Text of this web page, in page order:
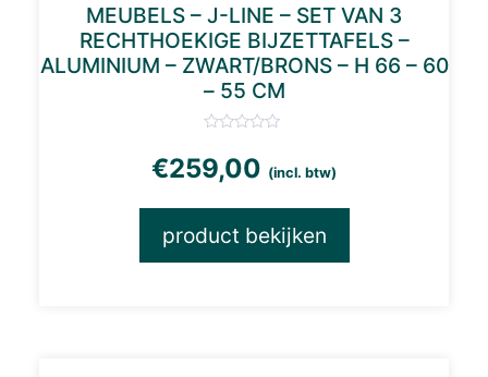
MEUBELS – J-LINE – SET VAN 3
RECHTHOEKIGE BIJZETTAFELS –
ALUMINIUM – ZWART/BRONS – H 66 – 60
– 55 CM
€259,00 (incl. btw)
product bekijken